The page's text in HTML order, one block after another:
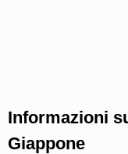
Informazioni
Giappone